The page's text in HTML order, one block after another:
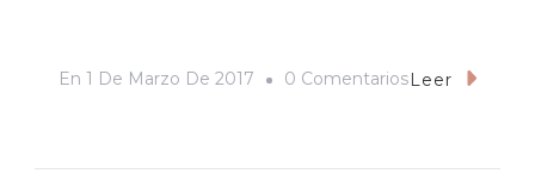
En 1 De Marzo De 2017 0 ComentariosEn
Leer